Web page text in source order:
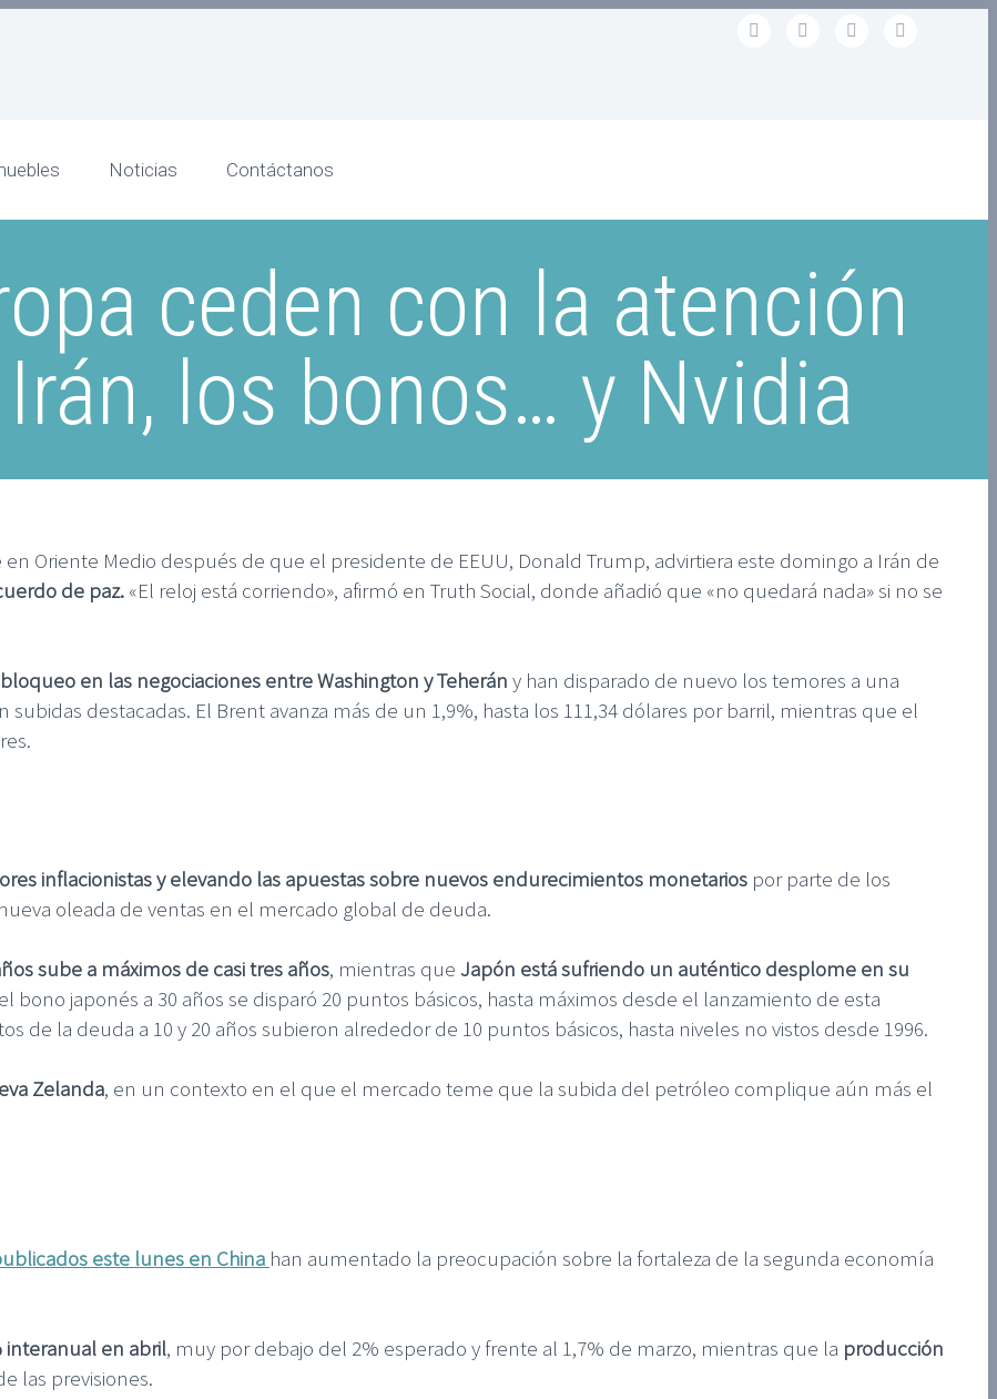
Noticias Contáctanos
ceden con la atención
los bonos… y Nvidia
Oriente Medio después de que el presidente de EEUU, Donald Trump, advirtiera este domingo a Irán de
de paz. «El reloj está corriendo», afirmó en Truth Social, donde añadió que «no quedará nada» si no se
bloqueo en las negociaciones entre Washington y Teherán y han disparado de nuevo los temores a una
destacadas. El Brent avanza más de un 1,9%, hasta los 111,34 dólares por barril, mientras que el
inflacionistas y elevando las apuestas sobre nuevos endurecimientos monetarios por parte de los
oleada de ventas en el mercado global de deuda.
sube a máximos de casi tres años, mientras que Japón está sufriendo un auténtico desplome en su
bono japonés a 30 años se disparó 20 puntos básicos, hasta máximos desde el lanzamiento de esta
de la deuda a 10 y 20 años subieron alrededor de 10 puntos básicos, hasta niveles no vistos desde 1996.
Zelanda, en un contexto en el que el mercado teme que la subida del petróleo complique aún más el
este lunes en China han aumentado la preocupación sobre la fortaleza de la segunda economía
interanual en abril, muy por debajo del 2% esperado y frente al 1,7% de marzo, mientras que la producción
las previsiones.